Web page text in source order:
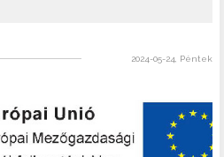
2024-05-24, Péntek